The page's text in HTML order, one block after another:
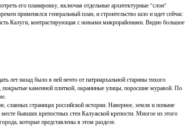
его планировку, включая отдельные архитектурные "слои"
применялся генеральный план, и строительство шло и идет сейчас
Калуги, контрастирующая с новыми микрорайонами. Видно большое
лет назад было в ней нечто от патриархальной старины тихого
каменной плиткой, окраинные улицы, поросшие муравой. По
славных страницах российской истории. Наверное, земля и поныне
бывших крепостных стен Калужской крепости. Многое из этого
которые представлены в этом разделе.